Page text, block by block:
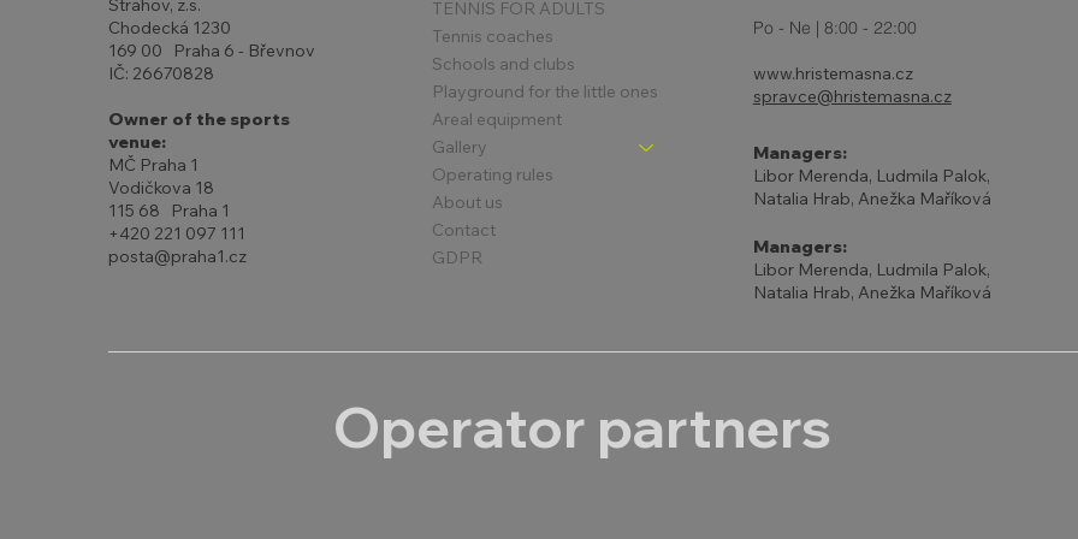
Strahov, z.s.
Chodecká 1230
169 00 Praha 6 - Břevnov
IČ: 26670828
Owner of the sports
venue:
MČ Praha 1
Vodičkova 18
115 68 Praha 1
+420 221 097 111
posta@praha1.cz
TENNIS FOR ADULTS
Tennis coaches
Schools and clubs
Playground for the little ones
Areal equipment
Gallery
Operating rules
About us
Contact
GDPR
Po - Ne | 8:00 - 22:00
www.hristemasna.cz
spravce@hristemasna.cz
Managers:
Libor Merenda, Ludmila Palok,
Natalia Hrab, Anežka Maříková
Managers:
Libor Merenda, Ludmila Palok,
Natalia Hrab, Anežka Maříková
Operator partners